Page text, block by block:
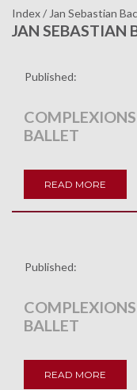
Index/ Jan Sebastian
JAN SEBASTIAN
Published:
BALLET
READ MORE
Published:
BALLET
READ MORE